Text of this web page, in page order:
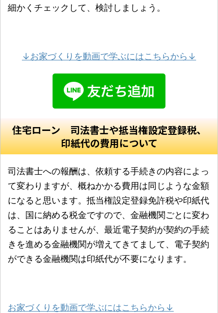
細かくチェックして、検討しましょう。
↓お家づくりを動画で学ぶにはこちらから↓
住宅ローン 司法書士や抵当権設定登録税、
印紙代の費用について
司法書士への報酬は、依頼する手続きの内容によっ
て変わりますが、概ねかかる費用は同じような金額
になると思います。抵当権設定登録免許税や印紙代
は、国に納める税金ですので、金融機関ごとに変わ
ることはありませんが、最近電子契約が契約の手続
きを進める金融機関が増えてきてまして、電子契約
ができる金融機関は印紙代が不要になります。
お家づくりを動画で学ぶにはこちらから↓